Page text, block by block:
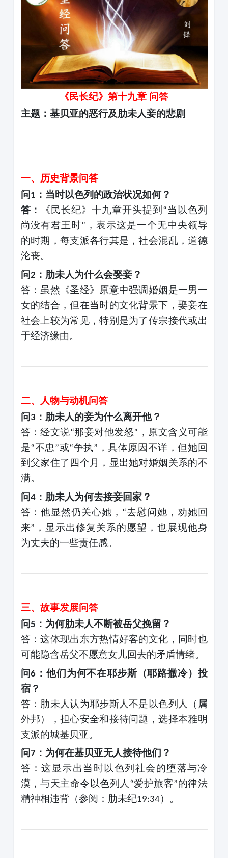
《民长纪》第十九章 问答
主题：基贝亚的恶行及肋未人妾的悲剧
一、历史背景问答
问 1 ：当时以色列的政治状况如何？
答：
《民长纪》十九章开头提到 “当以色列
尚没有君王时” ，表示这是一个无中央领导
的时期，每支派各行其是，社会混乱，道德
沦丧。
问2 ：肋未人为什么会娶妾？
答：虽然《圣经》原意中强调婚姻是一男一
女的结合，但在当时的文化背景下，娶妾在
社会上较为常见，特别是为了传宗接代或出
于经济缘由。
二、人物与动机问答
问 3 ：肋未人的妾为什么离开他？
答：经文说“那妾对他发怒” ，原文含义可能
是“不忠 ”或“争执 ” ，具体原因不详，但她回
到父家住了四个月，显出她对婚姻关系的不
满。
问4：肋未人为何去接妾回家？
答：他显然仍关心她， “去慰问她，劝她回
来” ，显示出修复关系的愿望，也展现他身
为丈夫的一些责任感。
三、故事发展问答
问5 ：为何肋未人不断被岳父挽留？
答：这体现出东方热情好客的文化，同时也
可能隐含岳父不愿意女儿回去的矛盾情绪。
问6 ：他们为何不在耶步斯（耶路撒冷）投
宿？
答：肋未人认为耶步斯人不是以色列人（属
外邦），担心安全和接待问题，选择本雅明
支派的城基贝亚。
问7：为何在基贝亚无人接待他们？
答：这显示出当时以色列社会的堕落与冷
漠，与天主命令以色列人 “爱护旅客”的律法
精神相违背（参阅：肋未纪19:34）。